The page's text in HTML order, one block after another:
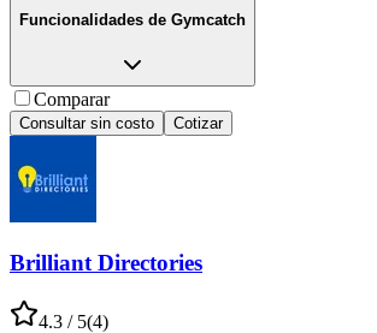
Funcionalidades de Gymcatch
Comparar
Consultar sin costo Cotizar
Brilliant Directories
4.3 / 5(4)